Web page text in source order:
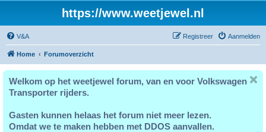
https://www.weetjewel.nl
V&A Aanmelden
Registreer
Home Forumoverzicht
Welkom op het weetjewel forum, van en voor Volkswagen
Transporter rijders.
Gasten kunnen helaas het forum niet meer lezen.
Omdat we te maken hebben met DDOS aanvallen.